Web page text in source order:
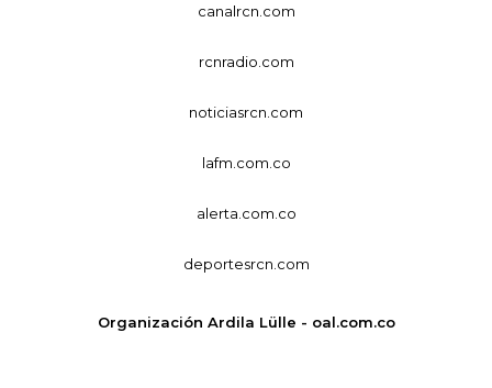
canalrcn.com
rcnradio.com
noticiasrcn.com
lafm.com.co
alerta.com.co
deportesrcn.com
Organización Ardila Lülle - oal.com.co